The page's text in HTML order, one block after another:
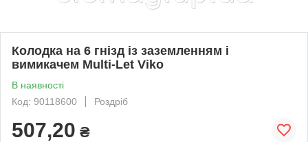
Колодка на 6 гнізд із заземленням і
вимикачем Multi-Let Viko
В наявності
Код: 90118600
Роздріб
507,20 ₴